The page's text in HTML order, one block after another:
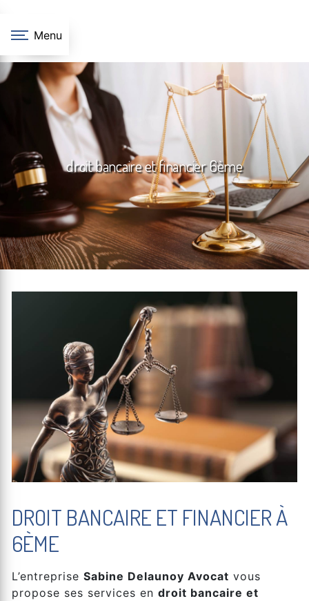
Menu
droit bancaire et financier 6ème
DROIT BANCAIRE ET FINANCIER À
6ÈME
L’entreprise Sabine Delaunoy Avocat vous
propose ses services en droit bancaire et